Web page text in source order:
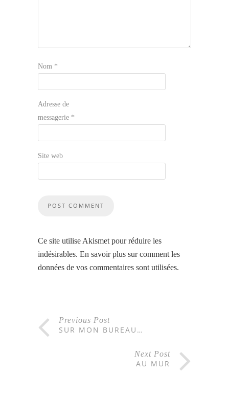
Nom *
Adresse de
messagerie *
Site web
Ce site utilise Akismet pour réduire les
indésirables. En savoir plus sur comment les
données de vos commentaires sont utilisées.
Previous Post
SUR MON BUREAU…
Next Post
AU MUR